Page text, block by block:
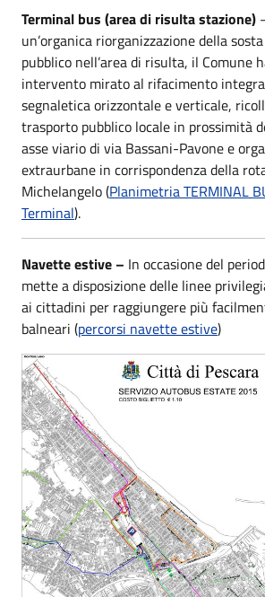
Terminal bus (area di risulta stazione)
un’organica riorganizzazione della
pubblico nell’area di risulta, il Comune
intervento mirato al rifacimento
segnaletica orizzontale e verticale,
trasporto pubblico locale in prossimità
asse viario di via Bassani-Pavone e
extraurbane in corrispondenza della
Michelangelo (Planimetria TERMINAL
Terminal).
Navette estive – In occasione del
mette a disposizione delle linee
ai cittadini per raggiungere più
balneari (percorsi navette estive)